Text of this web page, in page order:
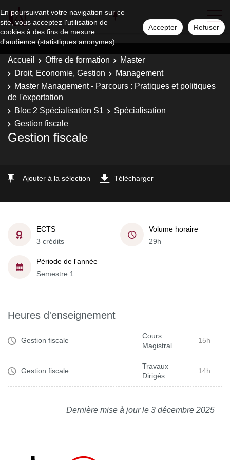
En poursuivant votre navigation sur ce
site, vous acceptez l'utilisation de
cookies à des fins de mesure
d'audience (statistiques anonymes).
Accepter Refuser
Accueil Offre de formation
Master
Droit, Economie, Gestion
Management
Master Management - Parcours : Pratiques et politiques
de l'exportation
Bloc 2 Spécialisation S1
Spécialisation
Gestion fiscale
Gestion fiscale
Ajouter à la sélection Télécharger
ECTS
3 crédits
Volume horaire
29h
Période de l'année
Semestre 1
Heures d'enseignement
Gestion fiscale
Cours
Magistral
15h
Gestion fiscale
Travaux
Dirigés
14h
Dernière mise à jour le 3 décembre 2025